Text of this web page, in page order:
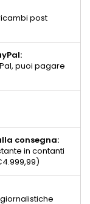
post
puoi pagare
consegna:
in contanti